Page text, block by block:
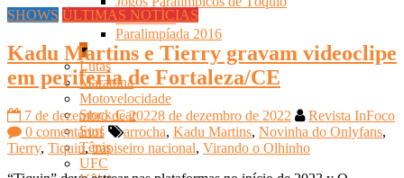
Paris 2024
Paralimpíada 2016
Lutas
Maratona
Motovelocidade
Stock Car
Surf
Tênis
UFC
SHOWS ÚLTIMAS NOTÍCIAS
Kadu Martins e Tierry gravam videoclipe
em periferia de Fortaleza/CE
7 de dezembro de 20228 de dezembro de 2022
Revista InFoco
0 comentários
arrocha, Kadu Martins, Novinha do Onlyfans,
Tierry, Tiquin,trapiseiro nacional, Virando o Olhinho